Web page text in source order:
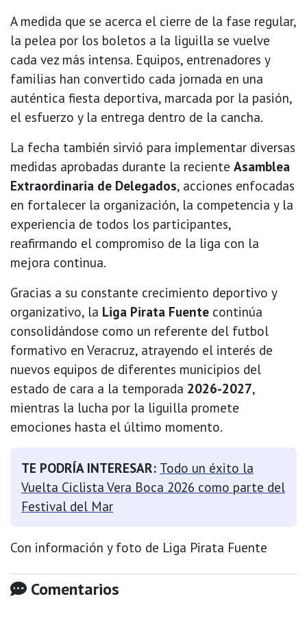
A medida que se acerca el cierre de la fase regular,
la pelea por los boletos a la liguilla se vuelve
cada vez más intensa. Equipos, entrenadores y
familias han convertido cada jornada en una
auténtica fiesta deportiva, marcada por la pasión,
el esfuerzo y la entrega dentro de la cancha.
La fecha también sirvió para implementar diversas
medidas aprobadas durante la reciente Asamblea
Extraordinaria de Delegados, acciones enfocadas
en fortalecer la organización, la competencia y la
experiencia de todos los participantes,
reafirmando el compromiso de la liga con la
mejora continua.
Gracias a su constante crecimiento deportivo y
organizativo, la Liga Pirata Fuente continúa
consolidándose como un referente del futbol
formativo en Veracruz, atrayendo el interés de
nuevos equipos de diferentes municipios del
estado de cara a la temporada 2026-2027,
mientras la lucha por la liguilla promete
emociones hasta el último momento.
TE PODRÍA INTERESAR: Todo un éxito la
Vuelta Ciclista Vera Boca 2026 como parte del
Festival del Mar
Con información y foto de Liga Pirata Fuente
Comentarios